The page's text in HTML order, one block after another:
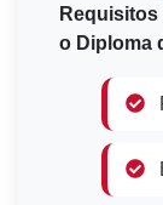
o Diploma